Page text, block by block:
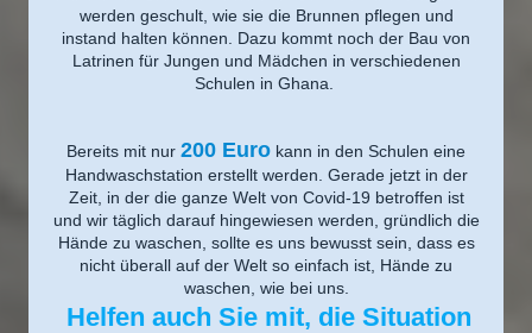
werden geschult, wie sie die Brunnen pflegen und
instand halten können. Dazu kommt noch der Bau von
Latrinen für Jungen und Mädchen in verschiedenen
Schulen in Ghana.
Bereits mit nur 200 Euro kann in den Schulen eine
Handwaschstation erstellt werden. Gerade jetzt in der
Zeit, in der die ganze Welt von Covid-19 betroffen ist
und wir täglich darauf hingewiesen werden, gründlich die
Hände zu waschen, sollte es uns bewusst sein, dass es
nicht überall auf der Welt so einfach ist, Hände zu
waschen, wie bei uns.
Helfen auch Sie mit, die Situation